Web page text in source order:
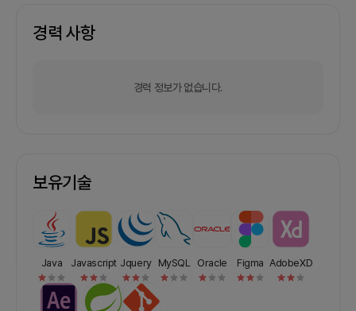
경력 사항
경력 정보가 없습니다.
보유기술
Java Javascript Jquery MySQL Oracle Figma AdobeXD